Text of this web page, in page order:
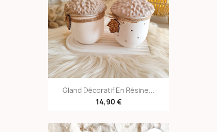
Gland Décoratif En Résine...
14,90 €